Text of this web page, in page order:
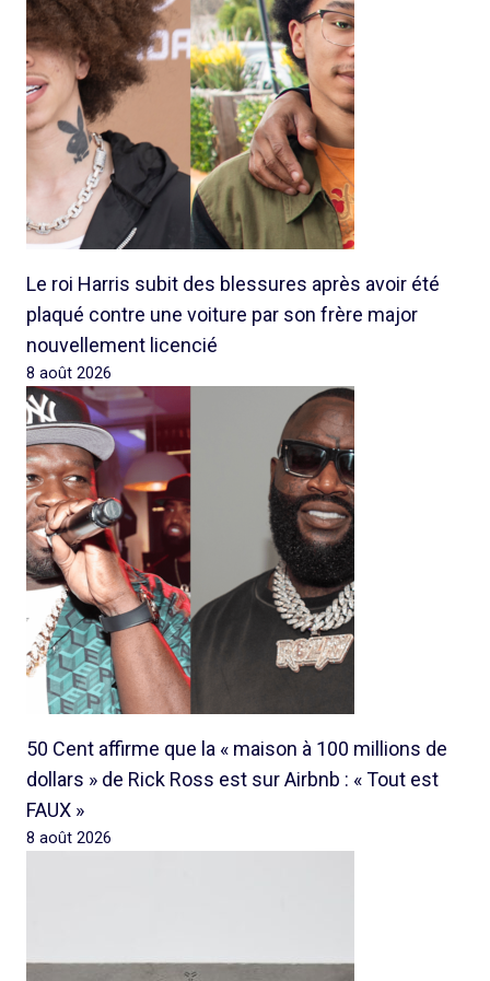
Le roi Harris subit des blessures après avoir été
plaqué contre une voiture par son frère major
nouvellement licencié
8 août 2026
50 Cent affirme que la « maison à 100 millions de
dollars » de Rick Ross est sur Airbnb : « Tout est
FAUX »
8 août 2026